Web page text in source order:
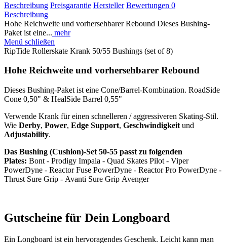
Beschreibung Preisgarantie Hersteller Bewertungen 0
Beschreibung
Hohe Reichweite und vorhersehbarer Rebound Dieses Bushing-
Paket ist eine... mehr
Menü schließen
RipTide Rollerskate Krank 50/55 Bushings (set of 8)
Hohe Reichweite und vorhersehbarer Rebound
Dieses Bushing-Paket ist eine Cone/Barrel-Kombination. RoadSide
Cone 0,50" & HealSide Barrel 0,55"
Verwende Krank für einen schnelleren / aggressiveren Skating-Stil.
Wie Derby, Power, Edge Support, Geschwindigkeit und
Adjustability.
Das Bushing (Cushion)-Set 50-55 passt zu folgenden
Plates: Bont - Prodigy Impala - Quad Skates Pilot - Viper
PowerDyne - Reactor Fuse PowerDyne - Reactor Pro PowerDyne -
Thrust Sure Grip - Avanti Sure Grip Avenger
Gutscheine für Dein Longboard
Ein Longboard ist ein hervoragendes Geschenk. Leicht kann man